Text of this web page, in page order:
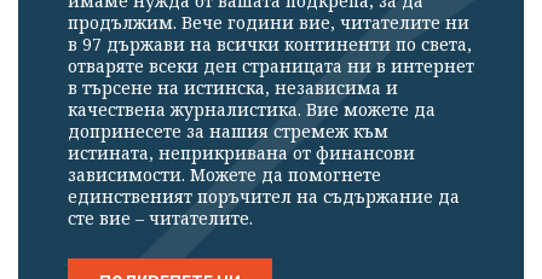
продължим. Вече години вие, читателите ни
в 97 държави на всички континенти по света,
отваряте всеки ден страницата ни в интернет
в търсене на истинска, независима и
качествена журналистика. Вие можете да
допринесете за нашия стремеж към
истината, неприкривана от финансови
зависимости. Можете да помогнете
единственият поръчител на съдържание да
сте вие – читателите.